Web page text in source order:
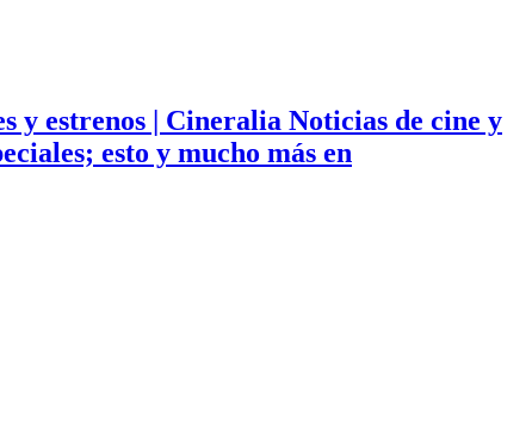
y estrenos | Cineralia Noticias de cine y
esto y mucho más en